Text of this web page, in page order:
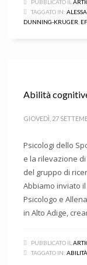
PUBBLICATO IL
TAGGATO IN:
DUNNING-KRUGER
Abilità
GIOVEDÌ, 27
Psicologi dello
e la rilevazione
del gruppo di
Abbiamo inviato
Psicologo e
in Alto Adige,
PUBBLICATO IL
TAGGATO IN: ABILITÀ